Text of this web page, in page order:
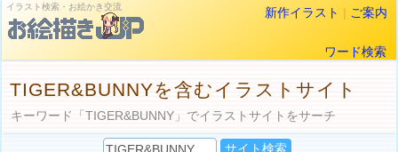
イラスト検索・お絵かき交流 新作イラスト | ご案内
ワード検索
TIGER&BUNNYを含むイラストサイト
キーワード「TIGER&BUNNY」でイラストサイトをサーチ